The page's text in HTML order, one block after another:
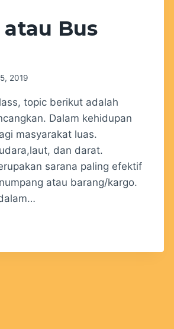
atau Bus
2019
topic berikut adalah
Dalam kehidupan
masyarakat luas.
dan darat.
sarana paling efektif
atau barang/kargo.